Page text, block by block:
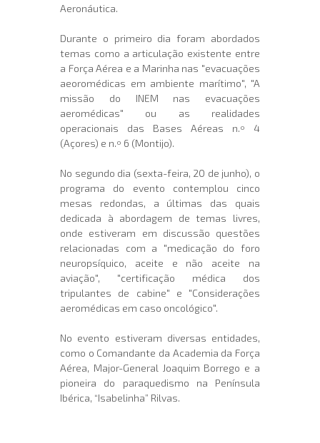
Aeronáutica.
Durante o primeiro dia foram abordados
temas como a articulação existente entre
a Força Aérea e a Marinha nas "evacuações
aeoromédicas em ambiente marítimo", "A
missão do INEM nas evacuações
aeromédicas" ou as realidades
operacionais das Bases Aéreas n.º 4
(Açores) e n.º 6 (Montijo).
No segundo dia (sexta-feira, 20 de junho), o
programa do evento contemplou cinco
mesas redondas, a últimas das quais
dedicada à abordagem de temas livres,
onde estiveram em discussão questões
relacionadas com a "medicação do foro
neuropsíquico, aceite e não aceite na
aviação", "certificação médica dos
tripulantes de cabine" e "Considerações
aeromédicas em caso oncológico".
No evento estiveram diversas entidades,
como o Comandante da Academia da Força
Aérea, Major-General Joaquim Borrego e a
pioneira do paraquedismo na Península
Ibérica, “Isabelinha” Rilvas.